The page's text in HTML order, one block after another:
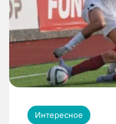
Интересное